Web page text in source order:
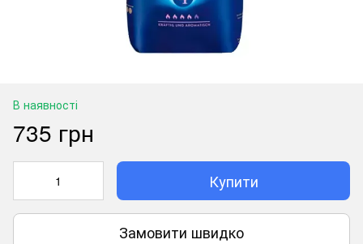
В наявності
735 грн
Купити
Замовити швидко